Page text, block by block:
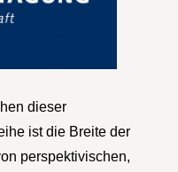
dieser
ist die Breite der
perspektivischen,